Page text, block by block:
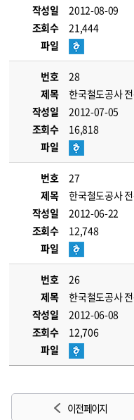
작성일
2012-08-09
조회수
21,444
파일
번호
28
제목
한국철도공사
작성일
2012-07-05
조회수
16,818
파일
번호
27
제목
한국철도공사
작성일
2012-06-22
조회수
12,748
파일
번호
26
제목
한국철도공사
작성일
2012-06-08
조회수
12,706
파일
이전 페이지